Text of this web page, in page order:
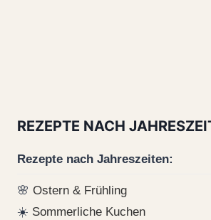
REZEPTE NACH
Rezepte nach Jahreszeiten:
🌸 Ostern & Frühling
☀️ Sommerliche Kuchen